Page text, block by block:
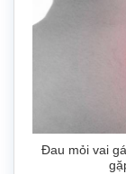
Đau mỏi vai